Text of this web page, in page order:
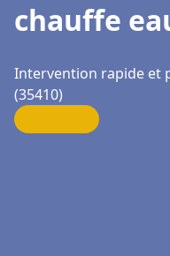
chauffe
Intervention rapide et
(35410)